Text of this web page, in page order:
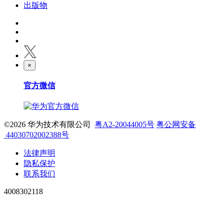
出版物
×
官方微信
©2026 华为技术有限公司 粤A2-20044005号 粤公网安备
44030702002388号
法律声明
隐私保护
联系我们
4008302118